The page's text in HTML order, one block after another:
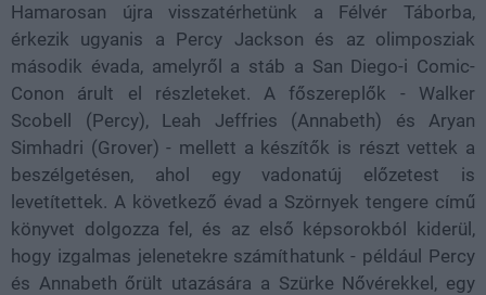
Hamarosan újra visszatérhetünk a Félvér Táborba,
érkezik ugyanis a Percy Jackson és az olimposziak
második évada, amelyről a stáb a San Diego-i Comic-
Conon árult el részleteket. A főszereplők - Walker
Scobell (Percy), Leah Jeffries (Annabeth) és Aryan
Simhadri (Grover) - mellett a készítők is részt vettek a
beszélgetésen, ahol egy vadonatúj előzetest is
levetítettek. A következő évad a Szörnyek tengere című
könyvet dolgozza fel, és az első képsorokból kiderül,
hogy izgalmas jelenetekre számíthatunk - például Percy
és Annabeth őrült utazására a Szürke Nővérekkel, egy